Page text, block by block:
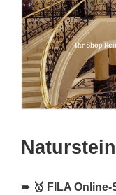
➨ 🥇 FILA